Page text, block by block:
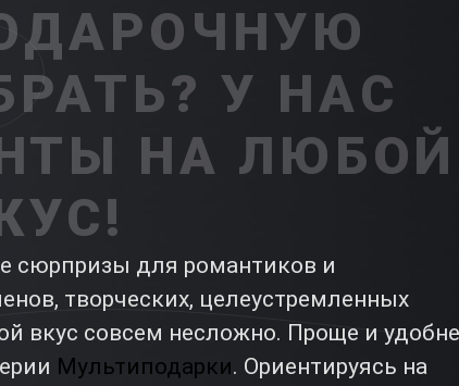
У НАС
НА ЛЮБОЙ
сюрпризы для романтиков и
творческих, целеустремленных
вкус совсем несложно. Проще и
Мультиподарки. Ориентируясь на